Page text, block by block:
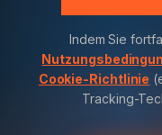
Indem Sie
Cookie-Richtlinie
Tracking-